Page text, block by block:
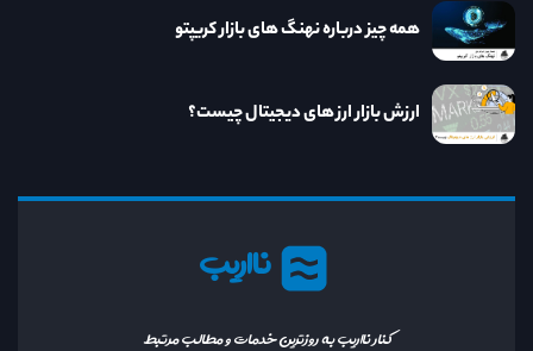
نااریب
کنار نااریب به روزترین خدمات و مطالب مرتبط
همه چیز درباره نهنگ های بازار کریپتو
ارزش بازار ارز های دیجیتال چیست؟